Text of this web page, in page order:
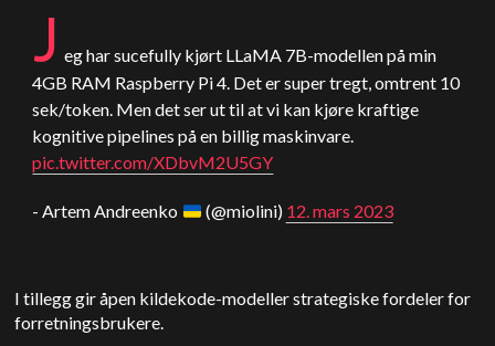
J eg har sucefully kjørt LLaMA 7B-modellen på min
4GB RAM Raspberry Pi 4. Det er super tregt, omtrent 10
sek/token. Men det ser ut til at vi kan kjøre kraftige
kognitive pipelines på en billig maskinvare.
pic.twitter.com/XDbvM2U5GY
- Artem Andreenko (@miolini) 12. mars 2023
I tillegg gir åpen kildekode-modeller strategiske fordeler for
forretningsbrukere.